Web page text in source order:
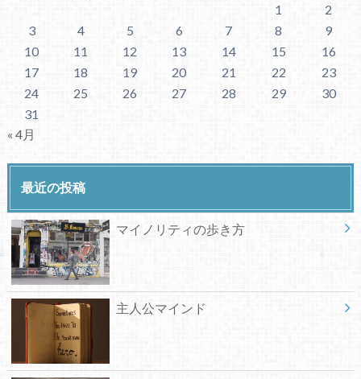
1
2
3
4 5 6 7 8
9
10
11 12 13 14 15
16
17
18 19 20 21 22
23
24
25 26 27 28 29
30
31
« 4月
最近の投稿
マイノリティの歩き方
主人公マインド